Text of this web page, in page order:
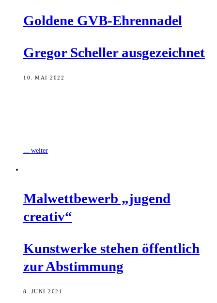
Gol­de­ne GVB-Ehrennadel
Gre­gor Schel­ler ausgezeichnet
10. MAI 2022
... weiter
Mal­wett­be­werb „jugend
creativ“
Kunst­wer­ke ste­hen öffent­lich
zur Abstimmung
8. JUNI 2021